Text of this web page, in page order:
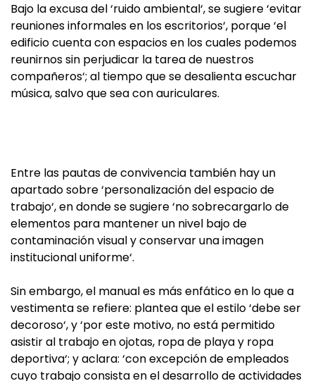
Bajo la excusa del ‘ruido ambiental‘, se sugiere ‘evitar
reuniones informales en los escritorios‘, porque ‘el
edificio cuenta con espacios en los cuales podemos
reunirnos sin perjudicar la tarea de nuestros
compañeros‘; al tiempo que se desalienta escuchar
música, salvo que sea con auriculares.
Entre las pautas de convivencia también hay un
apartado sobre ‘personalización del espacio de
trabajo‘, en donde se sugiere ‘no sobrecargarlo de
elementos para mantener un nivel bajo de
contaminación visual y conservar una imagen
institucional uniforme‘.
Sin embargo, el manual es más enfático en lo que a
vestimenta se refiere: plantea que el estilo ‘debe ser
decoroso‘, y ‘por este motivo, no está permitido
asistir al trabajo en ojotas, ropa de playa y ropa
deportiva‘; y aclara: ‘con excepción de empleados
cuyo trabajo consista en el desarrollo de actividades